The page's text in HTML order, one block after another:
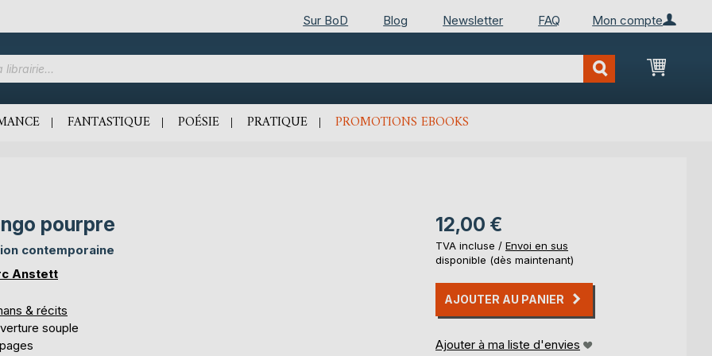
Mon compte
Sur BoD Blog Newsletter FAQ
Mon
FANTASTIQUE POÉSIE PRATIQUE PROMOTIONS EBOOKS
pourpre
contemporaine
Anstett
& récits
souple
12,00 €
TVA incluse / Envoi en sus
disponible (dès maintenant)
AJOUTER AU PANIER
Ajouter à ma liste d'envies